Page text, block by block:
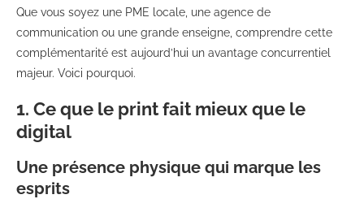
Que vous soyez une PME locale, une agence de
communication ou une grande enseigne, comprendre cette
complémentarité est aujourd’hui un avantage concurrentiel
majeur. Voici pourquoi.
1. Ce que le print fait mieux que le
digital
Une présence physique qui marque les
esprits